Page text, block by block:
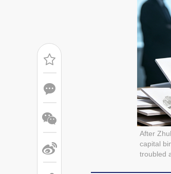
After
capital
troubled